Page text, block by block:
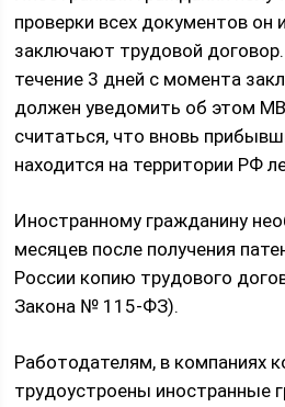
проверки всех документов он
заключают трудовой
течение 3 дней с момента
должен уведомить об этом
считаться, что вновь
находится на территории РФ
Иностранному гражданину
месяцев после получения
России копию трудового
Закона № 115-ФЗ).
Работодателям, в компаниях
трудоустроены иностранные